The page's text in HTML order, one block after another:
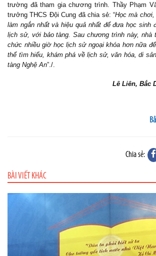
trường đã tham gia chương trình. Thầy Phạm
trưởng THCS Đội Cung đã chia sẻ: “Học mà
làm ngắn nhất và hiệu quả nhất để đưa học sinh
lịch sử, với bảo tàng. Sau chương trình này, nhà
chức nhiều giờ học lịch sử ngoại khóa hơn nữa
thể tìm hiểu, khám phá về lịch sử, văn hóa, di
tàng Nghệ An”./.
Lê Liên, Bắc
Chia sẻ:
BÀI VIẾT KHÁC